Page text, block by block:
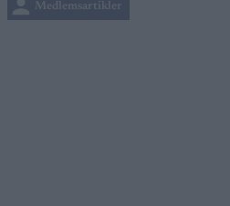
Medlemsartikler